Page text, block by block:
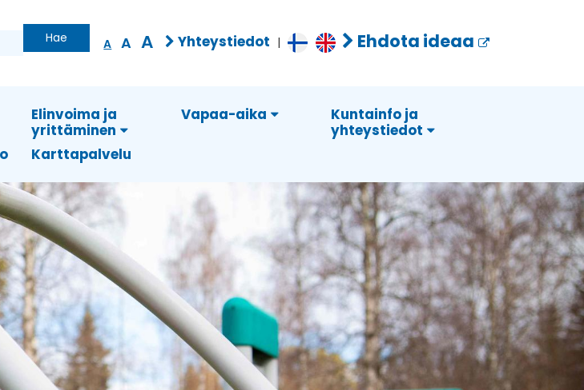
Hae A A A Yhteystiedot | Ehdota ideaa
Elinvoima ja
yrittäminen
Vapaa-aika
Kuntainfo ja
yhteystiedot
Karttapalvelu